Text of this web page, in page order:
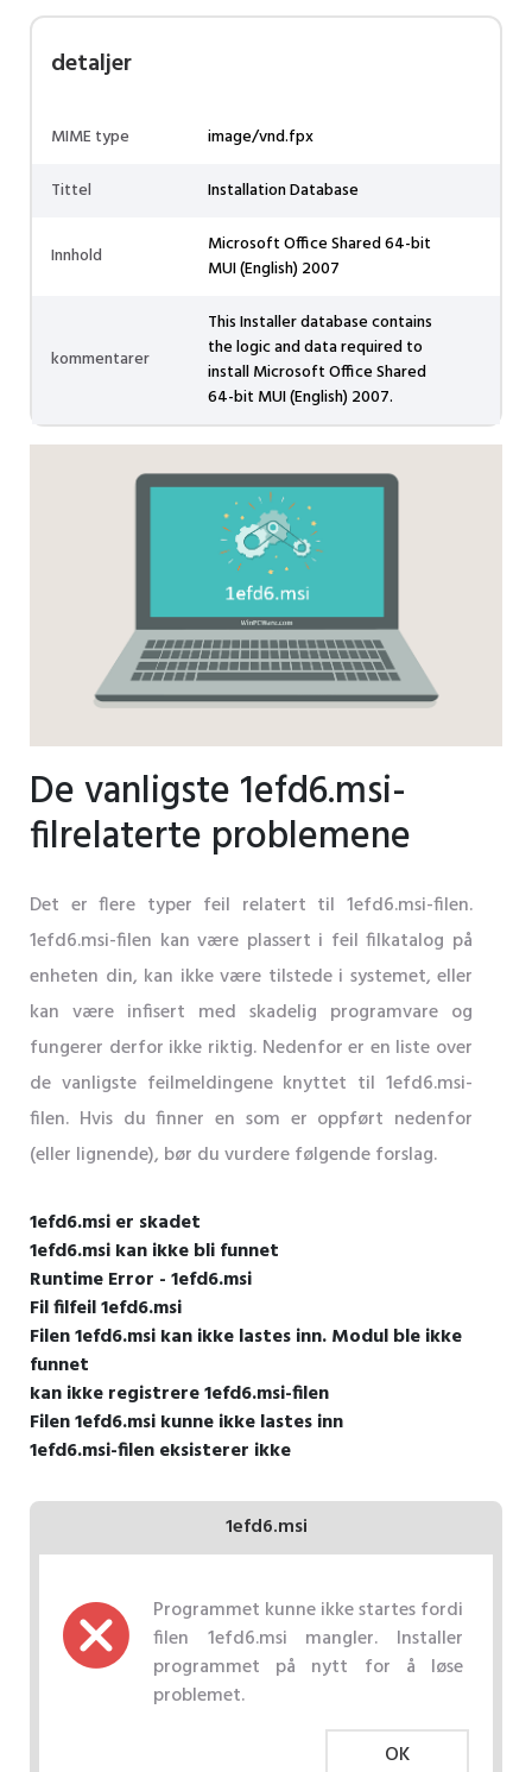
detaljer
MIME type
image/vnd.fpx
Tittel
Installation Database
Innhold
Microsoft Office Shared 64-bit
MUI (English) 2007
kommentarer
This Installer database contains
the logic and data required to
install Microsoft Office Shared
64-bit MUI (English) 2007.
De vanligste 1efd6.msi-
filrelaterte problemene
Det er flere typer feil relatert til 1efd6.msi-filen.
1efd6.msi-filen kan være plassert i feil filkatalog på
enheten din, kan ikke være tilstede i systemet, eller
kan være infisert med skadelig programvare og
fungerer derfor ikke riktig. Nedenfor er en liste over
de vanligste feilmeldingene knyttet til 1efd6.msi-
filen. Hvis du finner en som er oppført nedenfor
(eller lignende), bør du vurdere følgende forslag.
1efd6.msi er skadet
1efd6.msi kan ikke bli funnet
Runtime Error - 1efd6.msi
Fil filfeil 1efd6.msi
Filen 1efd6.msi kan ikke lastes inn. Modul ble ikke
funnet
kan ikke registrere 1efd6.msi-filen
Filen 1efd6.msi kunne ikke lastes inn
1efd6.msi-filen eksisterer ikke
1efd6.msi
Programmet kunne ikke startes fordi
filen 1efd6.msi mangler. Installer
programmet på nytt for å løse
problemet.
OK